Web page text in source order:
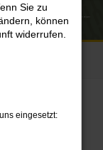
mit der
Sie zu
können
widerrufen.
eingesetzt: